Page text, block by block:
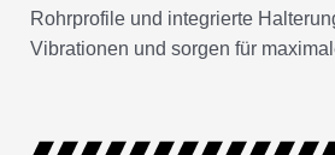
Rohrprofile und integrierte
Vibrationen und sorgen für